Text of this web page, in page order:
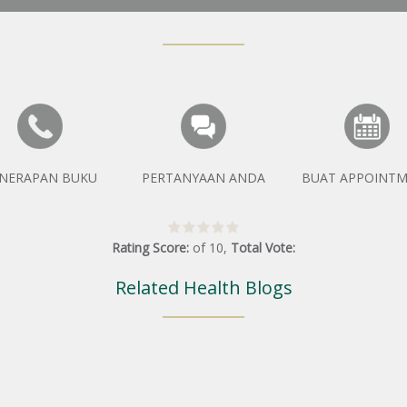
BUKU PERTANYAAN ANDA BUAT
Rating Score: of 10, Total Vote:
Related Health Blogs